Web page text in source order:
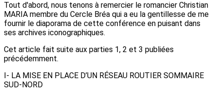
Tout d'abord, nous tenons à remercier le romancier Christian
MARIA membre du Cercle Bréa qui a eu la gentillesse de me
fournir le diaporama de cette conférence en puisant dans
ses archives iconographiques.
Cet article fait suite aux parties 1, 2 et 3 publiées
précédemment.
I- LA MISE EN PLACE D’UN RÉSEAU ROUTIER SOMMAIRE
SUD-NORD